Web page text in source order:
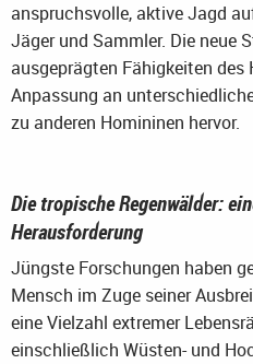
anspruchsvolle, aktive Jagd
Jäger und Sammler. Die neue
ausgeprägten Fähigkeiten des
Anpassung an
zu anderen Homininen hervor.
Die tropische Regenwälder:
Herausforderung
Jüngste Forschungen haben
Mensch im Zuge seiner
eine Vielzahl extremer
einschließlich Wüsten- und